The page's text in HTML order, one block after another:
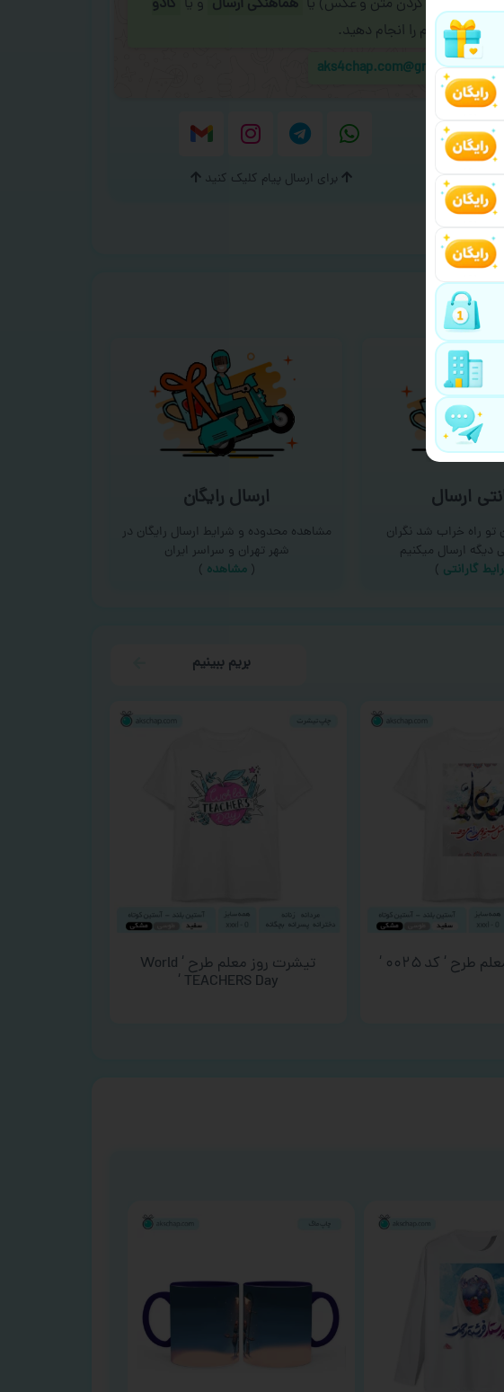
هماهنگی لازم را انجام دهید.
aks4chap.com@gmail.com
برای ارسال پیام کلیک کنید
ارسال
تو راه خراب شد نگران
دیگه ارسال میکنیم
گارانتی )
ارسال رایگان
مشاهده محدوده و شرایط ارسال رایگان در
شهر تهران و سراسر ایران
(مشاهده )
بریم ببینیم
‘ کد ۰۰۲۵ ‘ تیشرت روز معلم طرح ‘ World
TEACHERS Day ‘